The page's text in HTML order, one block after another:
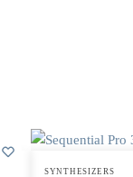
SYNTHESIZERS